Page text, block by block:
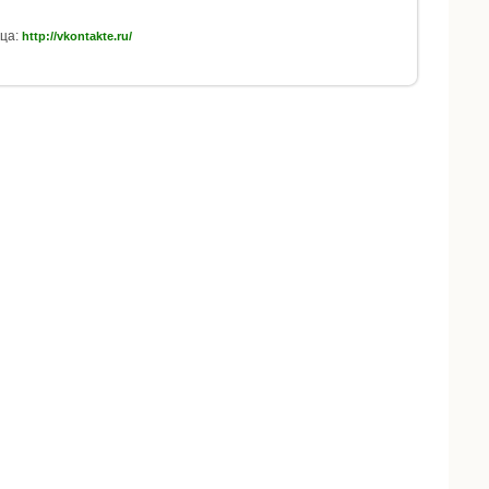
http://vkontakte.ru/